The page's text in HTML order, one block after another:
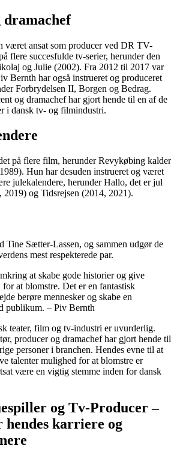
været ansat som producer ved DR TV-
flere succesfulde tv-serier, herunder den
og Julie (2002). Fra 2012 til 2017 var
Bernth har også instrueret og produceret
Forbrydelsen II, Borgen og Bedrag.
og dramachef har gjort hende til en af de
i dansk tv- og filmindustri.
på flere film, herunder Revykøbing kalder
Hun har desuden instrueret og været
julekalendere, herunder Hallo, det er jul
2019) og Tidsrejsen (2014, 2021).
Tine Sætter-Lassen, og sammen udgør de
mest respekterede par.
at skabe gode historier og give
at blomstre. Det er en fantastisk
berøre mennesker og skabe en
publikum. – Piv Bernth
teater, film og tv-industri er uvurderlig.
producer og dramachef har gjort hende til
personer i branchen. Hendes evne til at
talenter mulighed for at blomstre er
være en vigtig stemme inden for dansk
og Tv-Producer –
karriere og